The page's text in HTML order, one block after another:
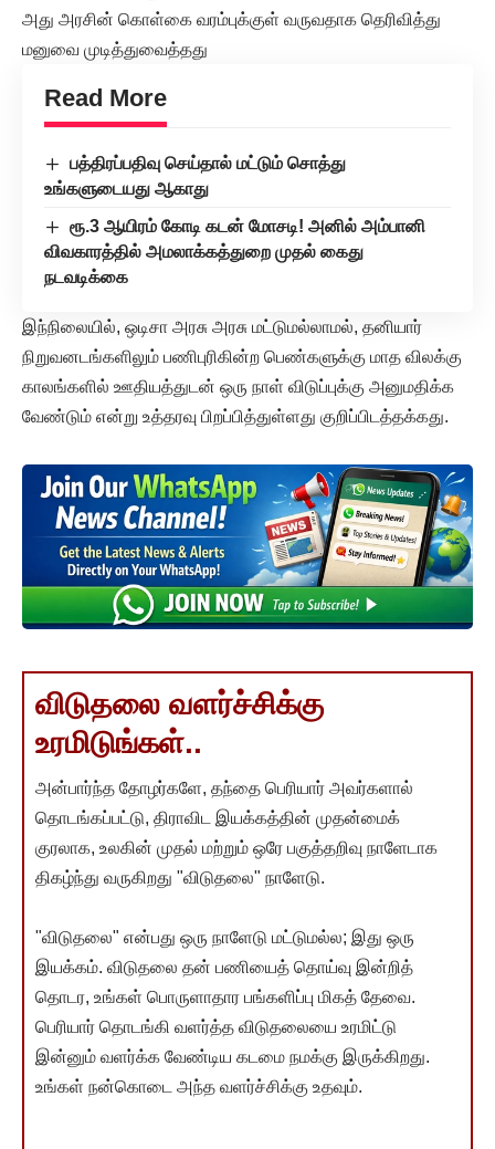
அது அரசின் கொள்கை வரம்புக்குள் வருவதாக தெரிவித்து
மனுவை முடித்துவைத்தது
Read More
பத்திரப்பதிவு செய்தால் மட்டும் சொத்து
உங்களுடையது ஆகாது
ரூ.3 ஆயிரம் கோடி கடன் மோசடி! அனில் அம்பானி
விவகாரத்தில் அமலாக்கத்துறை முதல் கைது
நடவடிக்கை
இந்நிலையில், ஒடிசா அரசு அரசு மட்டுமல்லாமல், தனியார்
நிறுவனடங்களிலும் பணிபுரிகின்ற பெண்களுக்கு மாத விலக்கு
காலங்களில் ஊதியத்துடன் ஒரு நாள் விடுப்புக்கு அனுமதிக்க
வேண்டும் என்று உத்தரவு பிறப்பித்துள்ளது குறிப்பிடத்தக்கது.
விடுதலை வளர்ச்சிக்கு
உரமிடுங்கள்..
அன்பார்ந்த தோழர்களே, தந்தை பெரியார் அவர்களால்
தொடங்கப்பட்டு, திராவிட இயக்கத்தின் முதன்மைக்
குரலாக, உலகின் முதல் மற்றும் ஒரே பகுத்தறிவு நாளேடாக
திகழ்ந்து வருகிறது "விடுதலை" நாளேடு.
"விடுதலை" என்பது ஒரு நாளேடு மட்டுமல்ல; இது ஒரு
இயக்கம். விடுதலை தன் பணியைத் தொய்வு இன்றித்
தொடர, உங்கள் பொருளாதார பங்களிப்பு மிகத் தேவை.
பெரியார் தொடங்கி வளர்த்த விடுதலையை உரமிட்டு
இன்னும் வளர்க்க வேண்டிய கடமை நமக்கு இருக்கிறது.
உங்கள் நன்கொடை அந்த வளர்ச்சிக்கு உதவும்.